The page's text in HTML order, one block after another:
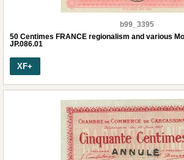
b99_3395
50 Centimes FRANCE regionalism and various
JP.086.01
XF+